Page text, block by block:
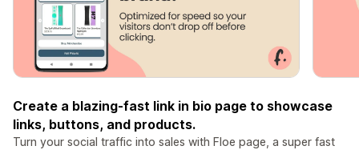
Create a blazing-fast link in bio page to showcase
links, buttons, and products.
Turn your social traffic into sales with Floe page, a super fast